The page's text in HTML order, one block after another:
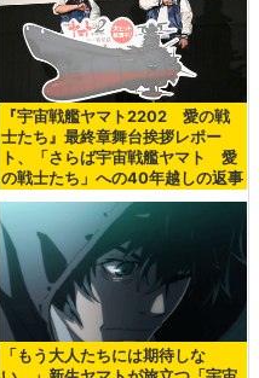
『宇宙戦艦ヤマト2202 愛の戦
士たち』最終章舞台挨拶レポー
ト、「さらば宇宙戦艦ヤマト 愛
の戦士たち」への40年越しの返事
「もう大人たちには期待しな